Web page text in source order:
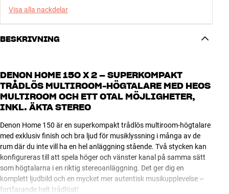
Visa alla nackdelar
BESKRIVNING
DENON HOME 150 X 2 – SUPERKOMPAKT
TRÅDLÖS MULTIROOM-HÖGTALARE MED HEOS
MULTIROOM OCH ETT OTAL MÖJLIGHETER,
INKL. ÄKTA STEREO
Denon Home 150 är en superkompakt trådlös multiroom-högtalare
med exklusiv finish och bra ljud för musiklyssning i många av de
rum där du inte vill ha en hel anläggning stående. Två stycken kan
konfigureras till att spela höger och vänster kanal på samma sätt
som högtalarna i en riktig stereoanläggning. Det ger dig en
komplett ljudbild och en mycket mer autentisk musikupplevelse –
fortfarande helt trådlöst!